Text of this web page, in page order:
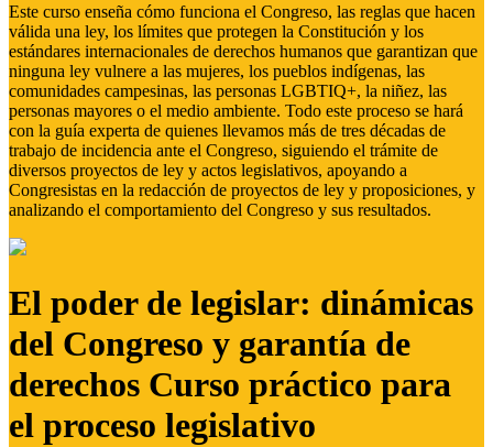
Este curso enseña cómo funciona el Congreso, las reglas que hacen
válida una ley, los límites que protegen la Constitución y los
estándares internacionales de derechos humanos que garantizan que
ninguna ley vulnere a las mujeres, los pueblos indígenas, las
comunidades campesinas, las personas LGBTIQ+, la niñez, las
personas mayores o el medio ambiente. Todo este proceso se hará
con la guía experta de quienes llevamos más de tres décadas de
trabajo de incidencia ante el Congreso, siguiendo el trámite de
diversos proyectos de ley y actos legislativos, apoyando a
Congresistas en la redacción de proyectos de ley y proposiciones, y
analizando el comportamiento del Congreso y sus resultados.
El poder de legislar: dinámicas
del Congreso y garantía de
derechos Curso práctico para
el proceso legislativo